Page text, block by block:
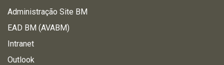
Administração Site BM
EAD BM (AVABM)
Intranet
Outlook